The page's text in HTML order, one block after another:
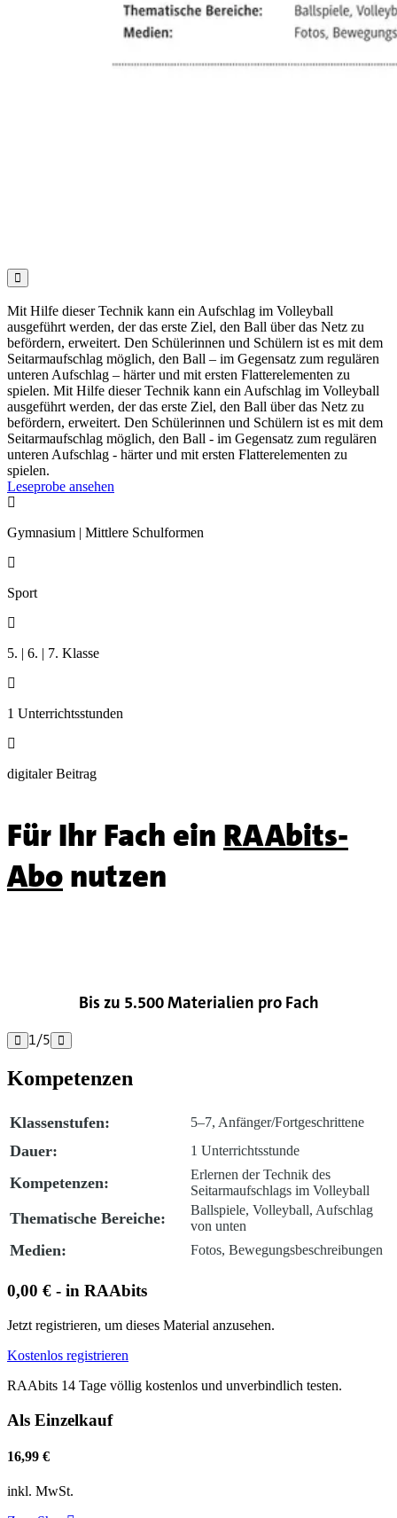

Mit Hilfe dieser Technik kann ein Aufschlag im Volleyball
ausgeführt werden, der das erste Ziel, den Ball über das Netz zu
befördern, erweitert. Den Schülerinnen und Schülern ist es mit dem
Seitarmaufschlag möglich, den Ball – im Gegensatz zum regulären
unteren Aufschlag – härter und mit ersten Flatterelementen zu
spielen. Mit Hilfe dieser Technik kann ein Aufschlag im Volleyball
ausgeführt werden, der das erste Ziel, den Ball über das Netz zu
befördern, erweitert. Den Schülerinnen und Schülern ist es mit dem
Seitarmaufschlag möglich, den Ball - im Gegensatz zum regulären
unteren Aufschlag - härter und mit ersten Flatterelementen zu
spielen.
Leseprobe ansehen

Gymnasium | Mittlere Schulformen

Sport

5. | 6. | 7. Klasse

1 Unterrichtsstunden

digitaler Beitrag
Für Ihr Fach ein RAAbits-
Abonutzen
Bis zu 5.500 Materialien pro Fach
 1/5 
Kompetenzen
Klassenstufen: 5–7, Anfänger/Fortgeschrittene
Dauer: 1 Unterrichtsstunde
Kompetenzen:
Erlernen der Technik des
Seitarmaufschlags im Volleyball
Thematische Bereiche:
Ballspiele, Volleyball, Aufschlag
von unten
Medien: Fotos, Bewegungsbeschreibungen
0,00 € - in RAAbits
Jetzt registrieren, um dieses Material anzusehen.
Kostenlos registrieren
RAAbits 14 Tage völlig kostenlos und unverbindlich testen.
Als Einzelkauf
16,99 €
inkl. MwSt.